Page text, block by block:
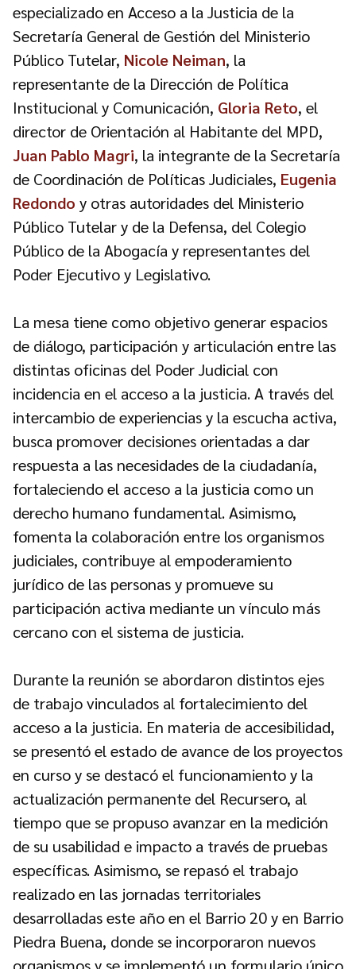
especializado en Acceso a la Justicia de la
Secretaría General de Gestión del Ministerio
Público Tutelar, Nicole Neiman, la
representante de la Dirección de Política
Institucional y Comunicación, Gloria Reto, el
director de Orientación al Habitante del MPD,
Juan Pablo Magri, la integrante de la Secretaría
de Coordinación de Políticas Judiciales, Eugenia
Redondo y otras autoridades del Ministerio
Público Tutelar y de la Defensa, del Colegio
Público de la Abogacía y representantes del
Poder Ejecutivo y Legislativo.
La mesa tiene como objetivo generar espacios
de diálogo, participación y articulación entre las
distintas oficinas del Poder Judicial con
incidencia en el acceso a la justicia. A través del
intercambio de experiencias y la escucha activa,
busca promover decisiones orientadas a dar
respuesta a las necesidades de la ciudadanía,
fortaleciendo el acceso a la justicia como un
derecho humano fundamental. Asimismo,
fomenta la colaboración entre los organismos
judiciales, contribuye al empoderamiento
jurídico de las personas y promueve su
participación activa mediante un vínculo más
cercano con el sistema de justicia.
Durante la reunión se abordaron distintos ejes
de trabajo vinculados al fortalecimiento del
acceso a la justicia. En materia de accesibilidad,
se presentó el estado de avance de los proyectos
en curso y se destacó el funcionamiento y la
actualización permanente del Recursero, al
tiempo que se propuso avanzar en la medición
de su usabilidad e impacto a través de pruebas
específicas. Asimismo, se repasó el trabajo
realizado en las jornadas territoriales
desarrolladas este año en el Barrio 20 y en Barrio
Piedra Buena, donde se incorporaron nuevos